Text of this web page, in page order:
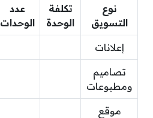
نوع
التسويق
تكلفة
الوحدة
عدد
الوحدات
إعلانات
تصاميم
ومطبوعات
موقع